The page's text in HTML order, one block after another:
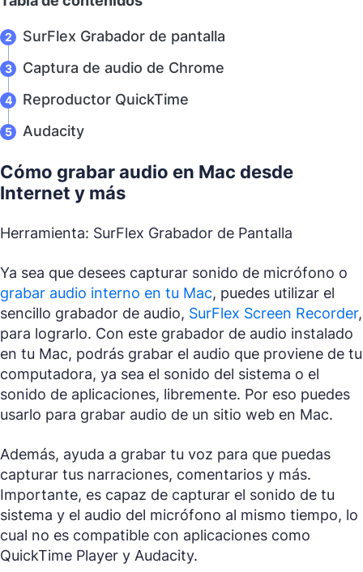
SurFlex Grabador de pantalla
Captura de audio de Chrome
Reproductor QuickTime
Audacity
Cómo grabar audio en Mac desde
Internet y más
Herramienta: SurFlex Grabador de Pantalla
Ya sea que desees capturar sonido de micrófono o
grabar audio interno en tu Mac, puedes utilizar el
sencillo grabador de audio, SurFlex Screen Recorder,
para lograrlo. Con este grabador de audio instalado
en tu Mac, podrás grabar el audio que proviene de tu
computadora, ya sea el sonido del sistema o el
sonido de aplicaciones, libremente. Por eso puedes
usarlo para grabar audio de un sitio web en Mac.
Además, ayuda a grabar tu voz para que puedas
capturar tus narraciones, comentarios y más.
Importante, es capaz de capturar el sonido de tu
sistema y el audio del micrófono al mismo tiempo, lo
cual no es compatible con aplicaciones como
QuickTime Player y Audacity.